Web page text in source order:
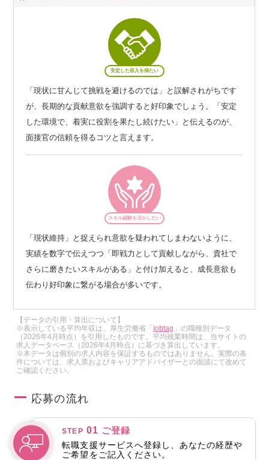
安定した収入を得たい
「現状に甘んじて挑戦を避けるのでは」と誤解されがちです
が、長期的な貢献意欲を強調すると好印象でしょう。「安定
した環境で、着実に役割を果たし続けたい」と伝えるのが、
面接官の信頼を得るコツと言えます。
スキル経験を活かしたい
「現状維持」と捉えられ意欲を疑われてしまわないように、
実績を数字で伝えつつ「即戦力として貢献しながら、貴社で
さらに磨きたいスキルがある」と付け加えると、成長意欲も
伝わり好印象に繋がる場合が多いです。
【データの引用・算出について】
※表示している平均年収は、厚生労働省「jobtag 」の職種別データ
（2026年4月時点）を引用したものです。平均残業時間は、当サイトの
求人データベース（2026年4月時点）に基づき算出しています。
※本データは個別の求人内容を保証するものではありません。実際の条
件については、求人票およびキャリアアドバイザーとの面談にて改めて
ご確認ください。
応募の流れ
STEP 01 ご登録
転職支援サービスへ登録し、あなたの経歴や
ご希望をご記入ください。